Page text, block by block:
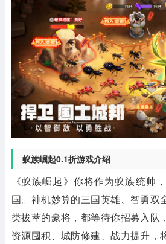
蚁族崛起0.1折游戏介绍
《蚁族崛起》你将作为蚁族统帅
国。神机妙算的三国英雄、智勇双
类拔萃的豪将，都等待你招募入队
资源囤积、城防修建、战力提升，